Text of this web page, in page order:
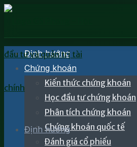
Định hướng
Định hướng
Chứng khoán
Kiến thức chứng khoán
Học đầu tư chứng khoán
Phân tích chứng khoán
Chứng khoán quốc tế
Đánh giá cổ phiếu